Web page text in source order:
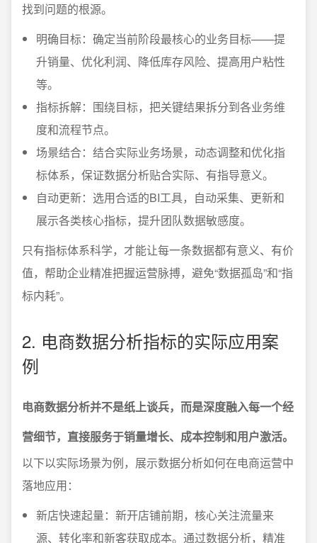
找到问题的根源。
明确目标：确定当前阶段最核心的业务目标——提
升销量、优化利润、降低库存风险、提高用户粘性
等。
指标拆解：围绕目标，把关键结果拆分到各业务维
度和流程节点。
场景结合：结合实际业务场景，动态调整和优化指
标体系，保证数据分析贴合实际、有指导意义。
自动更新：选用合适的BI工具，自动采集、更新和
展示各类核心指标，提升团队数据敏感度。
只有指标体系科学，才能让每一条数据都有意义、有价
值，帮助企业精准把握运营脉搏，避免“数据孤岛”和“指
标内耗”。
2. 电商数据分析指标的实际应用案
例
电商数据分析并不是纸上谈兵，而是深度融入每一个经
营细节，直接服务于销量增长、成本控制和用户激活。
以下以实际场景为例，展示数据分析如何在电商运营中
落地应用：
新店快速起量：新开店铺前期，核心关注流量来
源、转化率和新客获取成本。通过数据分析，精准